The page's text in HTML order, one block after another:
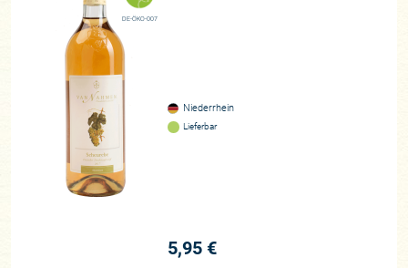
DE-ÖKO-007
Niederrhein
Lieferbar
5,95 €